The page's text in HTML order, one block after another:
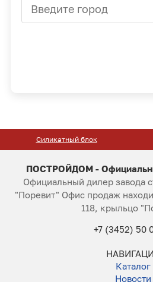
Силикатный блок
ПОСТРОЙДОМ -
Официальный дилер завода
"Поревит" Офис продаж
118, крыльцо
+7 (3452) 50
Каталог
Новости